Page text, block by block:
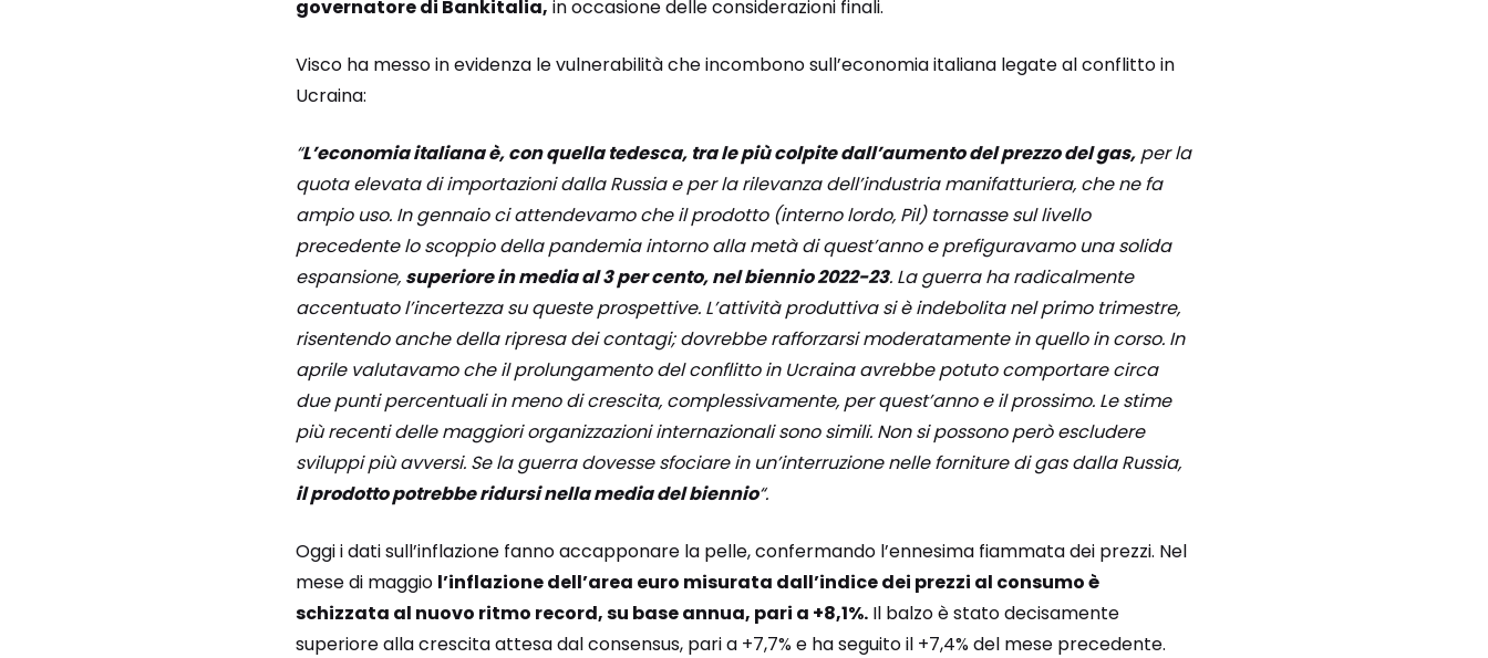
governatore di Bankitalia, in occasione delle considerazioni finali.
Visco ha messo in evidenza le vulnerabilità che incombono sull’economia italiana legate al conflitto in
Ucraina:
“L’economia italiana è, con quella tedesca, tra le più colpite dall’aumento del prezzo del gas,per la
quota elevata di importazioni dalla Russia e per la rilevanza dell’industria manifatturiera, che ne fa
ampio uso. In gennaio ci attendevamo che il prodotto (interno lordo, Pil) tornasse sul livello
precedente lo scoppio della pandemia intorno alla metà di quest’anno e prefiguravamo una solida
espansione, superiore in media al 3 per cento, nel biennio 2022-23. La guerra ha radicalmente
accentuato l’incertezza su queste prospettive. L’attività produttiva si è indebolita nel primo trimestre,
risentendo anche della ripresa dei contagi; dovrebbe rafforzarsi moderatamente in quello in corso. In
aprile valutavamo che il prolungamento del conflitto in Ucraina avrebbe potuto comportare circa
due punti percentuali in meno di crescita, complessivamente, per quest’anno e il prossimo. Le stime
più recenti delle maggiori organizzazioni internazionali sono simili. Non si possono però escludere
sviluppi più avversi. Se la guerra dovesse sfociare in un’interruzione nelle forniture di gas dalla Russia,
il prodotto potrebbe ridursi nella media del biennio“.
Oggi i dati sull’inflazione fanno accapponare la pelle, confermando l’ennesima fiammata dei prezzi. Nel
mese di maggio l’inflazione dell’area euro misurata dall’indice dei prezzi al consumo è
schizzata al nuovo ritmo record, su base annua, pari a +8,1%.Il balzo è stato decisamente
superiore alla crescita attesa dal consensus, pari a +7,7% e ha seguito il +7,4% del mese precedente.